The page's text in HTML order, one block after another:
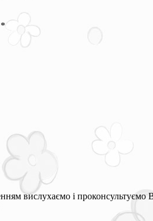
*
вислухаємо і проконсультуємо